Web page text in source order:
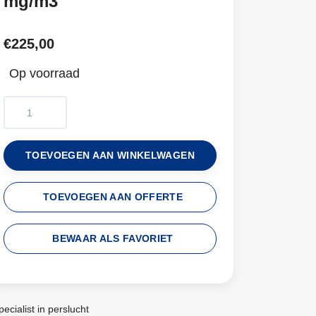
€225,00
Op voorraad
TOEVOEGEN AAN WINKELWAGEN
TOEVOEGEN AAN OFFERTE
BEWAAR ALS FAVORIET
in perslucht